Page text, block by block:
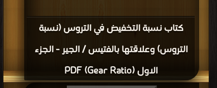
كتاب نسبة التخفيض في التروس (نسبة
التروس) وعلاقتها بالفتيس / الجير - الجزء
الاول (Gear Ratio) PDF